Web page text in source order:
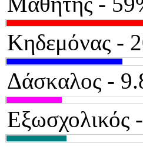
Κηδεμόνας -
Δάσκαλος -
Εξωσχολικός